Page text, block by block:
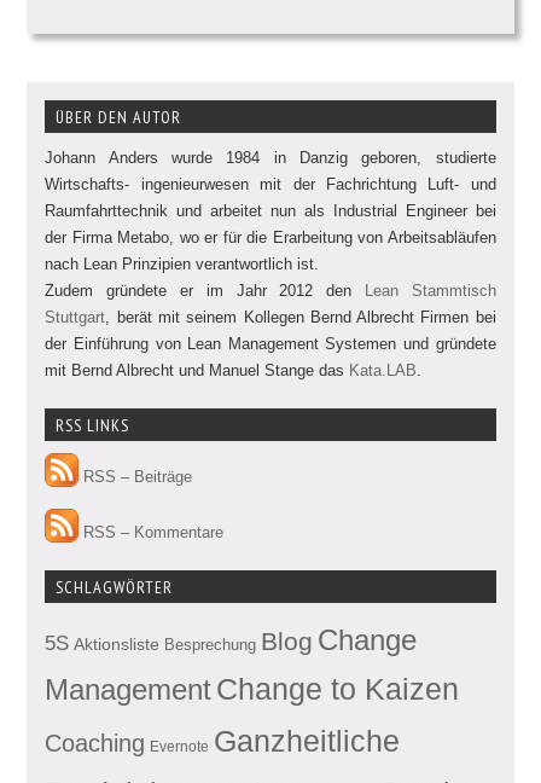
ÜBER DEN AUTOR
Johann Anders wurde 1984 in Danzig geboren, studierte
Wirtschafts- ingenieurwesen mit der Fachrichtung Luft- und
Raumfahrttechnik und arbeitet nun als Industrial Engineer bei
der Firma Metabo, wo er für die Erarbeitung von Arbeitsabläufen
nach Lean Prinzipien verantwortlich ist.
Zudem gründete er im Jahr 2012 den Lean Stammtisch
Stuttgart , berät mit seinem Kollegen Bernd Albrecht Firmen bei
der Einführung von Lean Management Systemen und gründete
mit Bernd Albrecht und Manuel Stange das Kata.LAB
RSS LINKS
RSS – Beiträge
RSS – Kommentare
SCHLAGWÖRTER
5S Aktionsliste Besprechung Blog Change
ManagementChange to Kaizen
Coaching Evernote Ganzheitliche